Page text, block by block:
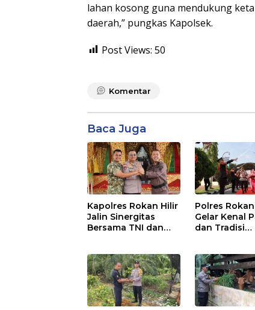
lahan kosong guna mendukung
daerah,” pungkas Kapolsek.
Post Views: 50
Komentar
Baca Juga
Kapolres Rokan Hilir
Jalin Sinergitas
Bersama TNI dan
Polres
Gelar Kenal
dan Tradisi
AKBP Aldi
Faroqi Resmi
Menjabat